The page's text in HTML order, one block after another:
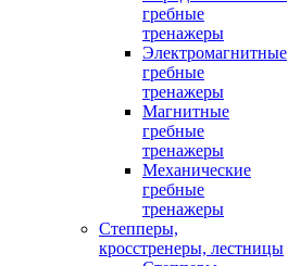
гребные
тренажеры
Электромагнитные
гребные
тренажеры
Магнитные
гребные
тренажеры
Механические
гребные
тренажеры
Степперы,
кросстренеры, лестницы